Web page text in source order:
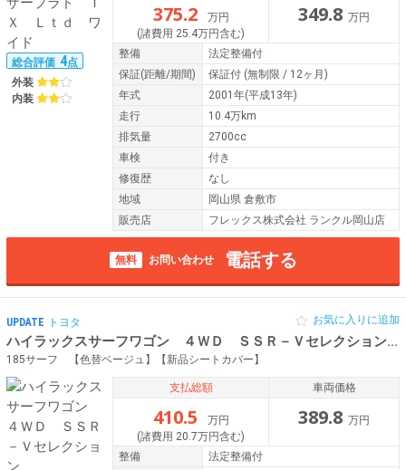
総合評価 4点
外装
内装
375.2
万円
(諸費用 25.4万円含む)
349.8 万円
整備
法定整備付
保証(距離/期間) 保証付 (無制限 / 12ヶ月)
年式
2001年(平成13年)
走行
10.4万km
排気量
2700cc
車検
付き
修復歴
なし
地域
岡山県 倉敷市
販売店
フレックス株式会社 ランクル岡山店
無料 お問い合わせ 電話する
UPDATE トヨタ
ハイラックスサーフワゴン ４ＷＤ ＳＳＲ－Ｖセレクション
185サーフ 【色替ベージュ】【新品シートカバー】
お気に入りに追加
支払総額
410.5
万円
(諸費用 20.7万円含む)
車両価格
389.8 万円
整備
法定整備付